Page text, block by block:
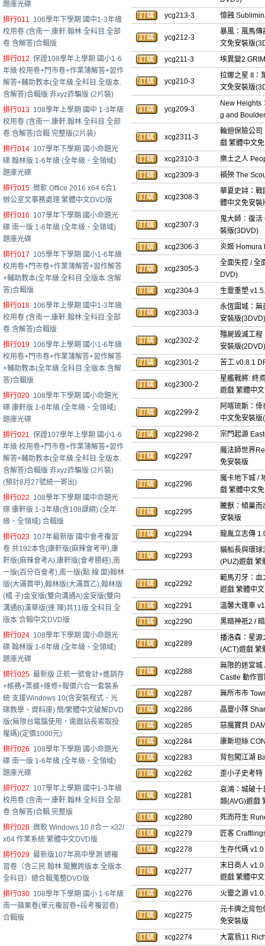
題庫光碟
排行011 106學年下學期 國中1-3年級
校用卷 (含南一.康軒.翰林.全科目.全部
卷.含解答)合輯版
排行012 保證108學年上學期 國小1-6
年級 校用卷+門市卷+作業簿解答+習作
解答+輔助教本(全年級.全科目.全版本.
含解答)合輯版 非xyz詐騙版 (2片裝)
排行013 108學年上學期 國中 1-3年級
校用卷 (含南一.康軒.翰林.全科目.全部
卷.含解答)合輯 完整版(2片装)
排行014 107學年下學期 國小命題光
碟 翰林版 1-6年級 (全年級、全領域)
題庫光碟
排行015 微軟 Office 2016 x64 6合1
辦公室文事務處理 繁體中文DVD版
排行016 107學年下學期 國小命題光
碟 南一版 1-6年級 (全年級、全領域)
題庫光碟
排行017 105學年下學期 國小1-6年級
校用卷+門市卷+作業簿解答+習作解答
+輔助教本(全年級.全科目.全版本.含解
答)合輯版
排行018 106學年上學期 國中1-3年級
校用卷 (含南一.康軒.翰林.全科目.全部
卷.含解答)合輯版
排行019 106學年上學期 國小1-6年級
校用卷+門市卷+作業簿解答+習作解答
+輔助教本(全年級.全科目.全版本.含解
答)合輯版
排行020 108學年下學期 國小命題光
碟 康軒版 1-6年級 (全年級、全領域)
題庫光碟
排行021 保證107學年上學期 國小1-6
年級 校用卷+門市卷+作業簿解答+習作
解答+輔助教本(全年級.全科目.全版本.
含解答)合輯版 非xyz詐騙版 (2片裝)
(預計8月27號統一寄出)
排行022 108學年下學期 國中命題光
碟 康軒版 1-3年級(含108課綱) (全年
級、全領域) 合輯版
排行023 107年最新版 國中會考複習
卷 共192本含(康軒版(麻辣會考甲),康
軒版(麻辣會考A),康軒版(會考勝經),南
一版(百分百會考),南一版(點 線 面)翰林
版(大滿貫甲),翰林版(大滿貫乙),翰林版
(橘 子)金安版(雙向溝通A)金安版(雙向
溝通B)漢華版(達 陣)共11版 全科目.全
版本 合輯中文DVD版
排行024 108學年下學期 國小命題光
碟 翰林版 1-6年級 (全年級、全領域)
題庫光碟
排行025 最新版 正航一號會計+進銷存
+帳務+票據+維修+報價六合一套裝系
統 支援Windows 10(含安裝程式、光
碟教學、資料庫) 簡/繁體中文破解DVD
版(無限台電腦使用，需跟站長索取授
權碼)(定價1000元)
排行026 108學年下學期 國小命題光
碟 南一版 1-6年級 (全年級、全領域)
題庫光碟
排行027 107學年上學期 國中1-3年級
校用卷 (含南一.康軒.翰林.全科目.全部
卷.含解答)合輯 完整版
排行028 微軟 Windows 10 8合一 x32/
x64 作業系統 繁體中文DVD版
排行029 最新版107年高中學測 總複
習卷（含三民.翰林.龍騰跨版本.全版本.
全科目）總合輯蒐整DVD版
排行030 108學年下學期 國小 1-6年級
南一蘋果卷(單元複習卷+段考複習卷)
合輯版
ycg213-3
憶蝕
ycg212-3
暴風：風馬傳
文免安裝版
ycg211-3
埃異變2
ycg210-3
拉娜之星 II：
文免安裝版
ycg209-3
New Heights
g and
xcg2311-3
輪迴保險公司
戲 繁體中文
xcg2310-3
樂土之人
xcg2309-3
禍殃 The
xcg2308-3
華夏史詩：戰
體中文免安裝
xcg2307-3
鬼大師：復
裝版(3DVD)
xcg2306-3
炎姬 Homura
xcg2305-3
全面失控 / 全
DVD)
xcg2304-3
生靈重塑
xcg2303-3
永恆圍城：無
安裝版(3DVD)
xcg2302-2
殭屍毀滅工程
安裝版(2DVD)
xcg2301-2
苦工 v0.8.1
xcg2300-2
星艦戰將: 終
遊戲 繁體中
xcg2299-2
阿喀琉斯：
中文免安裝版
xcg2298-2
宗門起源
xcg2297
魔法師世界
免安裝版
xcg2296
魔卡地下城 /
戲 繁體中文
xcg2295
騰獸：傾巢而
安裝版
xcg2294
龍胤立志傳
xcg2293
貓船長與環
(PUZ)遊戲 繁
xcg2292
範馬刃牙：血
遊戲 繁體中
xcg2291
溫馨大篷車
xcg2290
黑暗神祇2 /
xcg2289
播洛森：星源
(ACT)遊戲 繁
xcg2288
無限的迷宮城
Castle 動作
xcg2287
無所市市
xcg2286
晶靈小隊
xcg2285
惡魔寶貝
xcg2284
康斯坦絲
xcg2283
背包闖江湖
xcg2282
歪小子史考
xcg2281
哀鴻：城破十
類(AVG)遊戲
xcg2280
死而符生
xcg2279
匠客
xcg2278
生存代碼
xcg2277
末日商人
遊戲 繁體中
xcg2276
火靈之源
xcg2275
元卡牌之背
免安裝版
xcg2274
大富翁11